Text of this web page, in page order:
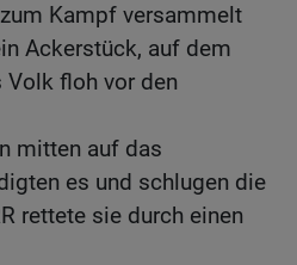
Kampf versammelt
Ackerstück, auf dem
Volk floh vor den
mitten auf das
es und schlugen die
rettete sie durch einen